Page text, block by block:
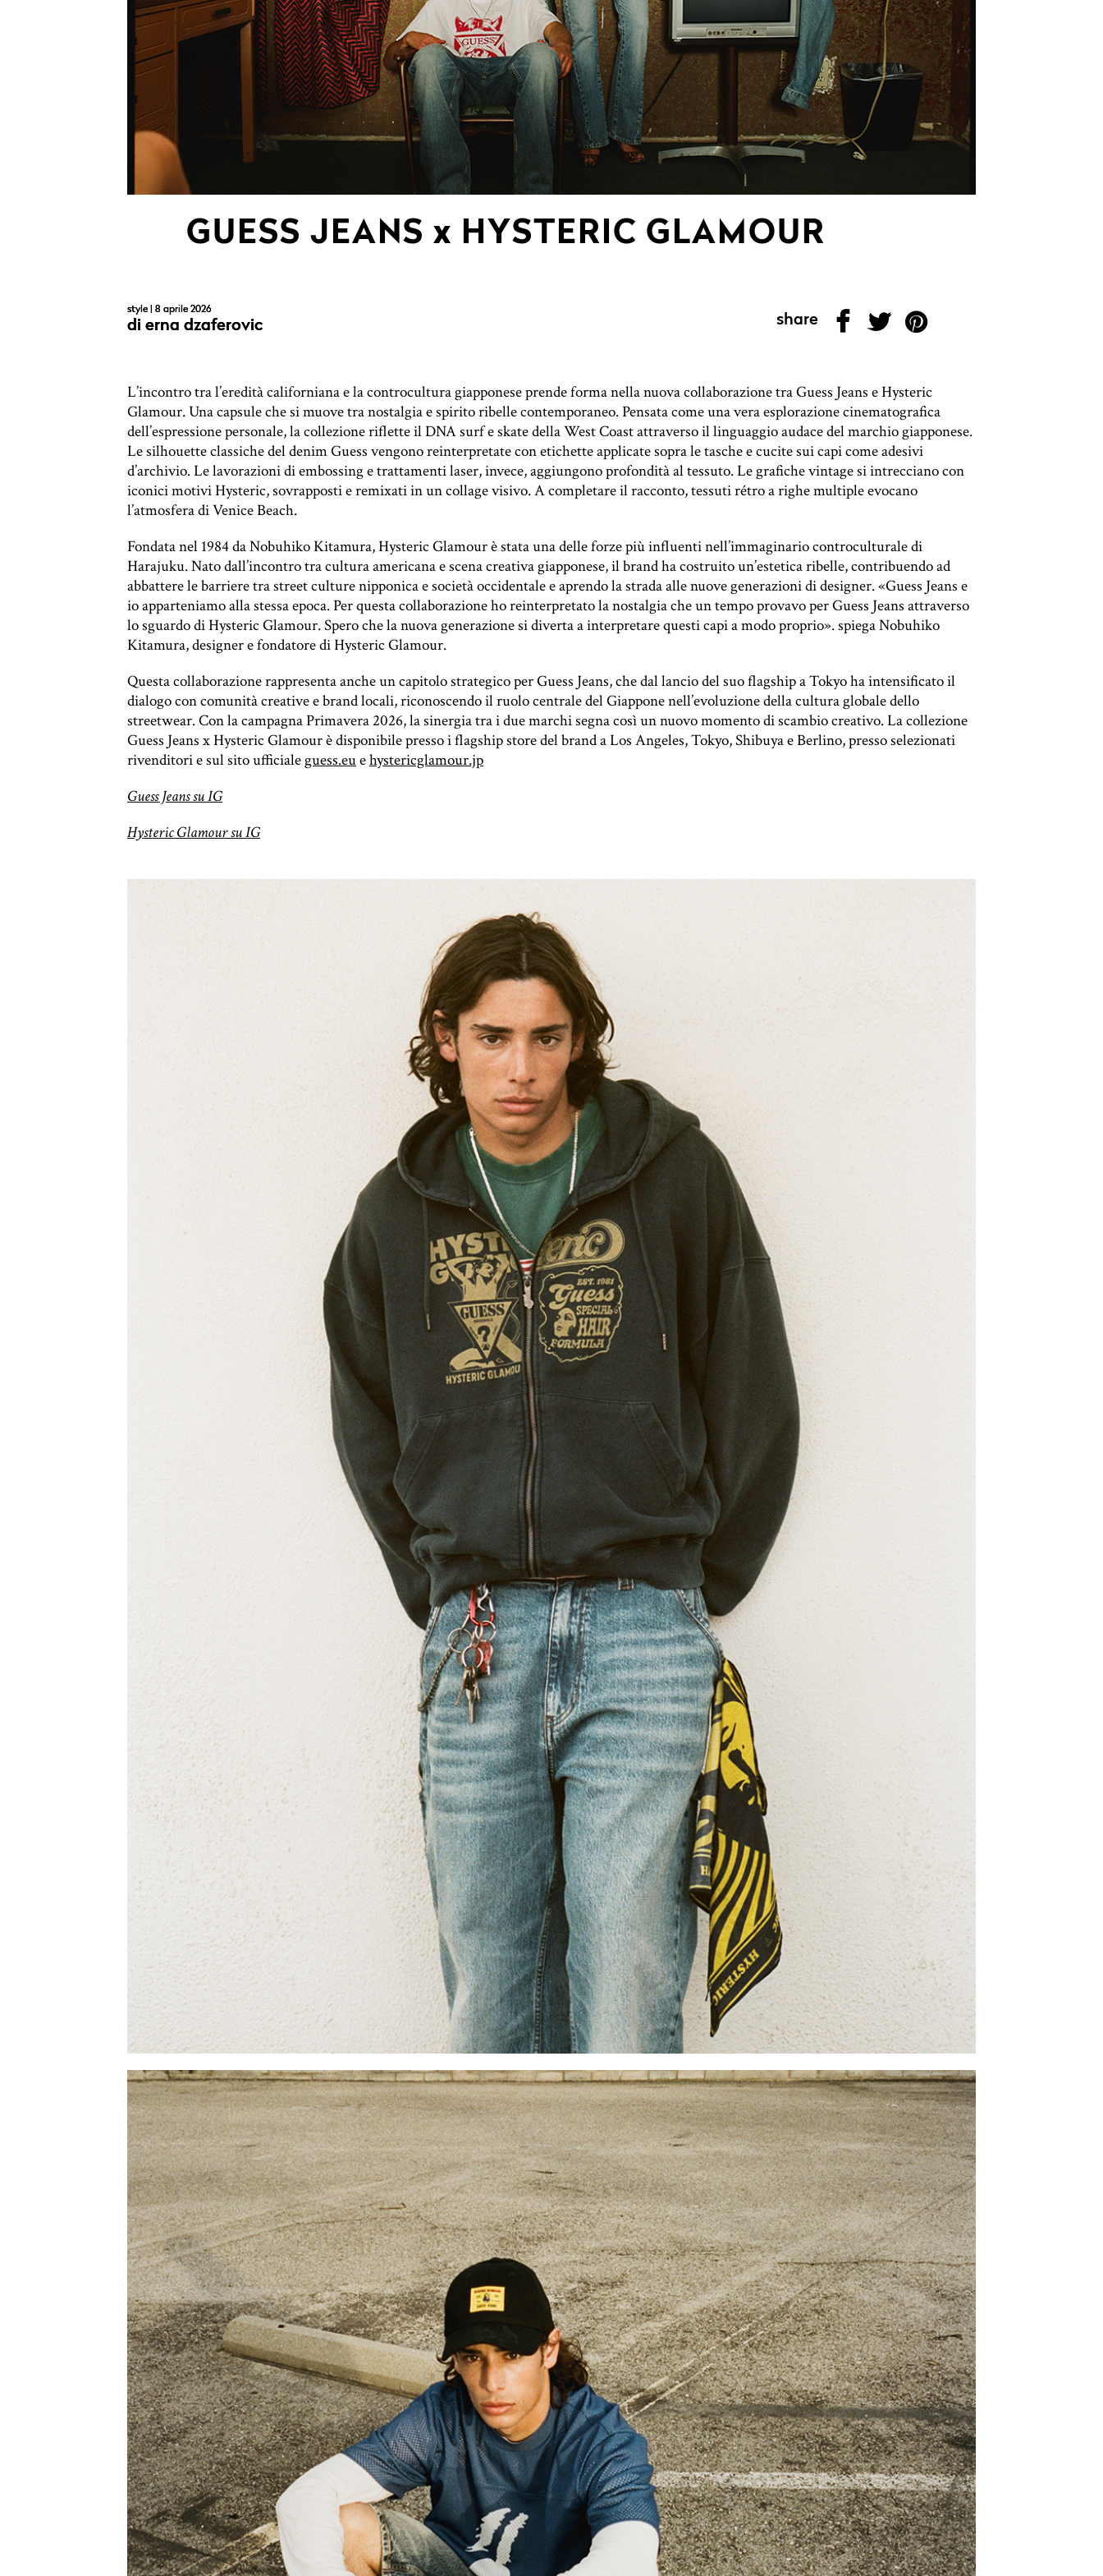
GUESS JEANS x HYSTERIC GLAMOUR
style | 8 aprile 2026
di erna dzaferovic share
L’incontro tra l’eredità californiana e la controcultura giapponese prende forma nella nuova collaborazione tra Guess Jeans e Hysteric
Glamour. Una capsule che si muove tra nostalgia e spirito ribelle contemporaneo. Pensata come una vera esplorazione cinematografica
dell’espressione personale, la collezione riflette il DNA surf e skate della West Coast attraverso il linguaggio audace del marchio giapponese.
Le silhouette classiche del denim Guess vengono reinterpretate con etichette applicate sopra le tasche e cucite sui capi come adesivi
d’archivio. Le lavorazioni di embossing e trattamenti laser, invece, aggiungono profondità al tessuto. Le grafiche vintage si intrecciano con
iconici motivi Hysteric, sovrapposti e remixati in un collage visivo. A completare il racconto, tessuti rétro a righe multiple evocano
l’atmosfera di Venice Beach.
Fondata nel 1984 da Nobuhiko Kitamura, Hysteric Glamour è stata una delle forze più influenti nell’immaginario controculturale di
Harajuku. Nato dall’incontro tra cultura americana e scena creativa giapponese, il brand ha costruito un’estetica ribelle, contribuendo ad
abbattere le barriere tra street culture nipponica e società occidentale e aprendo la strada alle nuove generazioni di designer. «Guess Jeans e
io apparteniamo alla stessa epoca. Per questa collaborazione ho reinterpretato la nostalgia che un tempo provavo per Guess Jeans attraverso
lo sguardo di Hysteric Glamour. Spero che la nuova generazione si diverta a interpretare questi capi a modo proprio». spiega Nobuhiko
Kitamura, designer e fondatore di Hysteric Glamour.
Questa collaborazione rappresenta anche un capitolo strategico per Guess Jeans, che dal lancio del suo flagship a Tokyo ha intensificato il
dialogo con comunità creative e brand locali, riconoscendo il ruolo centrale del Giappone nell’evoluzione della cultura globale dello
streetwear. Con la campagna Primavera 2026, la sinergia tra i due marchi segna così un nuovo momento di scambio creativo. La collezione
Guess Jeans x Hysteric Glamour è disponibile presso i flagship store del brand a Los Angeles, Tokyo, Shibuya e Berlino, presso selezionati
rivenditori e sul sito ufficialeguess.euehystericglamour.jp
Guess Jeans su IG
Hysteric Glamour su IG